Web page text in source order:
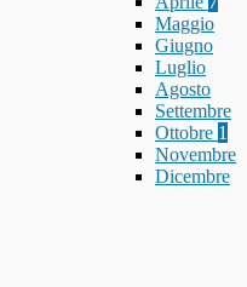
Maggio
Giugno
Luglio
Agosto
Settembre
Ottobre 1
Novembre
Dicembre